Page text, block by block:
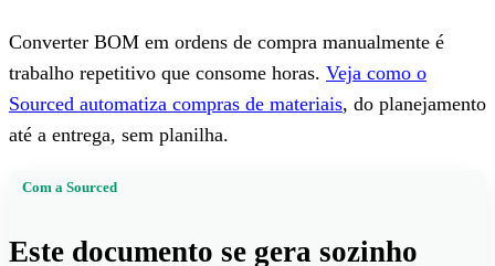
Converter BOM em ordens de compra manualmente é
trabalho repetitivo que consome horas. Veja como o
Sourced automatiza compras de materiais, do planejamento
até a entrega, sem planilha.
Com a Sourced
Este documento se gera sozinho